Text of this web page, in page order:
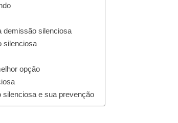
demissão silenciosa
silenciosa
opção
silenciosa e sua prevenção